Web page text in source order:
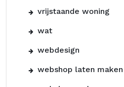
vrijstaande woning
wat
webdesign
webshop laten maken